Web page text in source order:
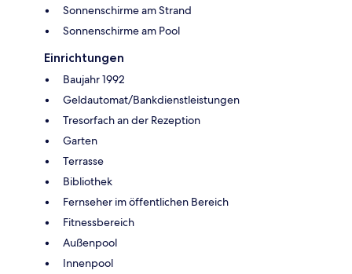
Sonnenschirme am Strand
Sonnenschirme am Pool
Einrichtungen
Baujahr 1992
Geldautomat/Bankdienstleistungen
Tresorfach an der Rezeption
Garten
Terrasse
Bibliothek
Fernseher im öffentlichen Bereich
Fitnessbereich
Außenpool
Innenpool